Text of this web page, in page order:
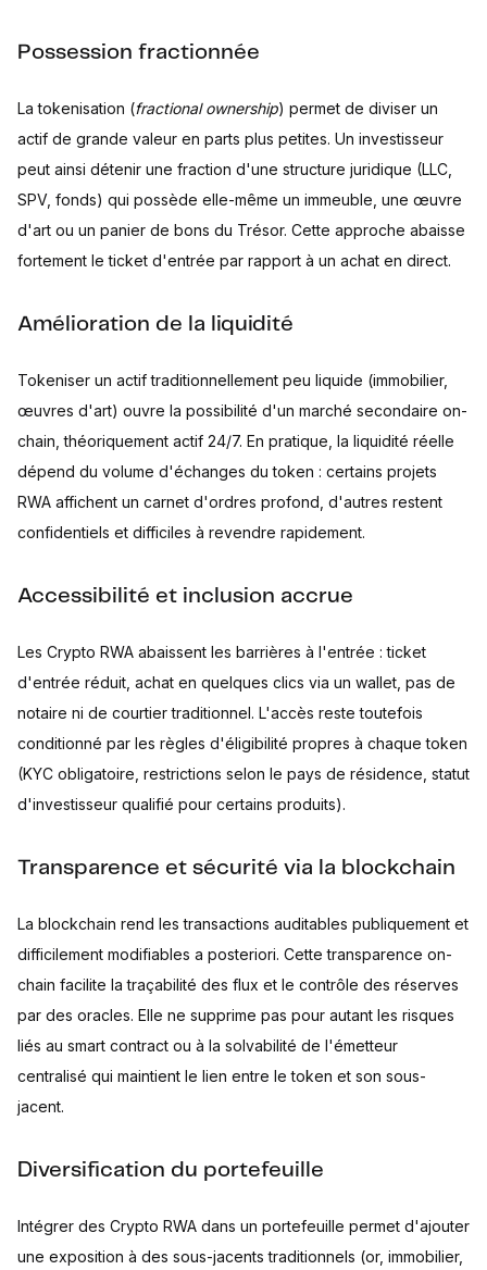
Possession fractionnée
La tokenisation (fractional ownership) permet de diviser un
actif de grande valeur en parts plus petites. Un investisseur
peut ainsi détenir une fraction d'une structure juridique (LLC,
SPV, fonds) qui possède elle-même un immeuble, une œuvre
d'art ou un panier de bons du Trésor. Cette approche abaisse
fortement le ticket d'entrée par rapport à un achat en direct.
Amélioration de la liquidité
Tokeniser un actif traditionnellement peu liquide (immobilier,
œuvres d'art) ouvre la possibilité d'un marché secondaire on-
chain, théoriquement actif 24/7. En pratique, la liquidité réelle
dépend du volume d'échanges du token : certains projets
RWA affichent un carnet d'ordres profond, d'autres restent
confidentiels et difficiles à revendre rapidement.
Accessibilité et inclusion accrue
Les Crypto RWA abaissent les barrières à l'entrée : ticket
d'entrée réduit, achat en quelques clics via un wallet, pas de
notaire ni de courtier traditionnel. L'accès reste toutefois
conditionné par les règles d'éligibilité propres à chaque token
(KYC obligatoire, restrictions selon le pays de résidence, statut
d'investisseur qualifié pour certains produits).
Transparence et sécurité via la blockchain
La blockchain rend les transactions auditables publiquement et
difficilement modifiables a posteriori. Cette transparence on-
chain facilite la traçabilité des flux et le contrôle des réserves
par des oracles. Elle ne supprime pas pour autant les risques
liés au smart contract ou à la solvabilité de l'émetteur
centralisé qui maintient le lien entre le token et son sous-
jacent.
Diversification du portefeuille
Intégrer des Crypto RWA dans un portefeuille permet d'ajouter
une exposition à des sous-jacents traditionnels (or, immobilier,